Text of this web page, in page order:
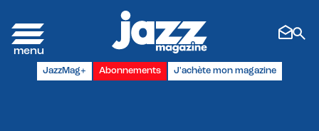
JazzMag+ Abonnements J'achète mon magazine